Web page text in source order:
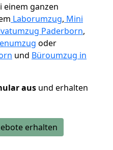
einem ganzen
Laborumzug, Mini
Paderborn,
oder
und Büroumzug in
aus und erhalten
erhalten